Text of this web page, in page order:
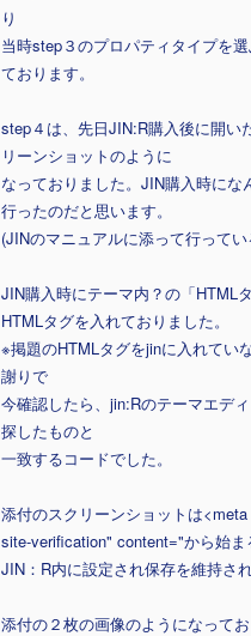
り
当時step３のプロパティタイプを
ております。
step４は、先日JIN:R購入後に開い
リーンショットのように
なっておりました。JIN購入時にな
行ったのだと思います。
(JINのマニュアルに添って行って
JIN購入時にテーマ内？の「HTML
HTMLタグを入れておりました。
※掲題のHTMLタグをjinに入れてい
謝りで
今確認したら、jin:Rのテーマエデ
探したものと
一致するコードでした。
添付のスクリーンショットは
site-verification" content="から始ま
JIN：R内に設定され保存を維持さ
添付の２枚の画像のようになってお